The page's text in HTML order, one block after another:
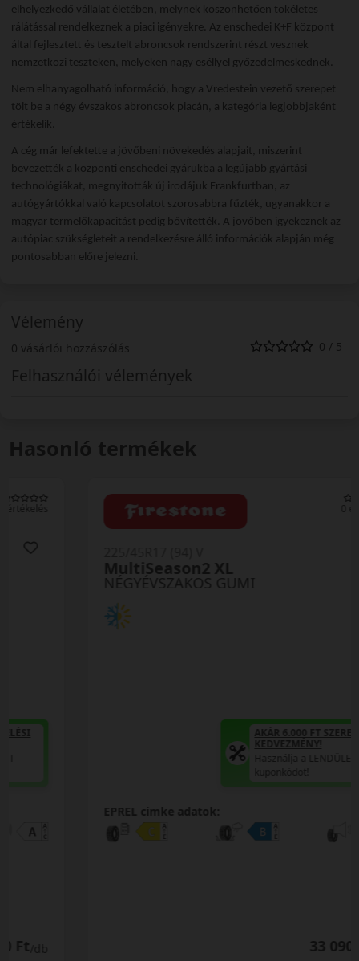
elhelyezkedő vállalat életében, melynek köszönhetően tökéletes
rálátással rendelkeznek a piaci igényekre. Az enschedei K+F központ
által fejlesztett és tesztelt abroncsok rendszerint részt vesznek
nemzetközi teszteken, melyeken nagy eséllyel győzedelmeskednek.
Nem elhanyagolható információ, hogy a Vredestein vezető szerepet
tölt be a négy évszakos abroncsok piacán, a kategória legjobbjaként
értékelik.
A cég már lefektette a jövőbeni növekedés alapjait, miszerint
bevezették a központi enschedei gyárukba a legújabb gyártási
technológiákat, megnyitották új irodájuk Frankfurtban, az
autógyártókkal való kapcsolatot szorosabbra fűzték, ugyanakkor a
magyar termelőkapacitást pedig bővítették. A jövőben igyekeznek az
autópiac szükségleteit a rendelkezésre álló információk alapján még
pontosabban előre jelezni.
Vélemény
0 vásárlói hozzászólás 0 / 5
Felhasználói vélemények
Hasonló termékek
NÉGYÉVSZAKOS GUMI
MultiSeason2 XL
225/45R17 (94) V
AKÁR 6.000 FT SZERELÉSI
KEDVEZMÉNY!
Használja a LENDÜLET
EPREL cimke adatok:
/db